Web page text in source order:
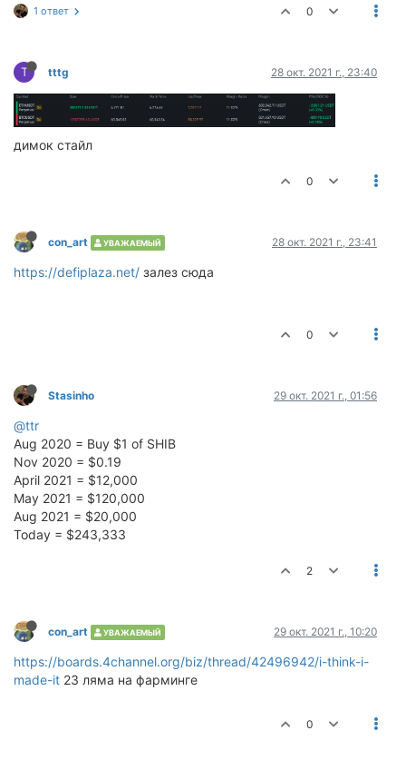
1 ответ 0
T tttg 28 окт. 2021 г., 23:40
димок стайл
0
сon_art УВАЖАЕМЫЙ 28 окт. 2021 г., 23:41
https://defiplaza.net/ залез сюда
0
Stasinho 29 окт. 2021 г., 01:56
@ttr
Aug 2020 = Buy $1 of SHIB
Nov 2020 = $0.19
April 2021 = $12,000
May 2021 = $120,000
Aug 2021 = $20,000
Today = $243,333
2
сon_art УВАЖАЕМЫЙ 29 окт. 2021 г., 10:20
https://boards.4channel.org/biz/thread/42496942/i-think-i-
made-it 23 ляма на фарминге
0